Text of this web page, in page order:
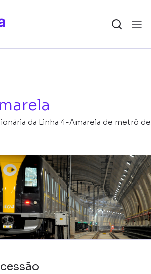
da Linha 4-Amarela de metrô de